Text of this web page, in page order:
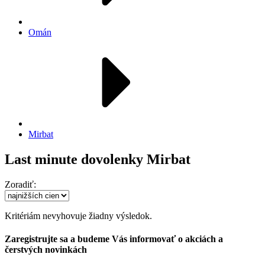
Omán
Mirbat
Last minute dovolenky Mirbat
Zoradiť:
Kritériám nevyhovuje žiadny výsledok.
Zaregistrujte sa a budeme Vás informovať o akciách a
čerstvých novinkách